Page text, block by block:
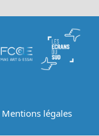
Mentions légales